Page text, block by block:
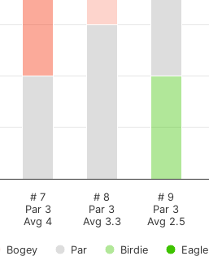
Bogey Par Birdie Eagle
# 7
Par 3
Avg 4
# 8
Par 3
Avg 3.3
# 9
Par 3
Avg 2.5